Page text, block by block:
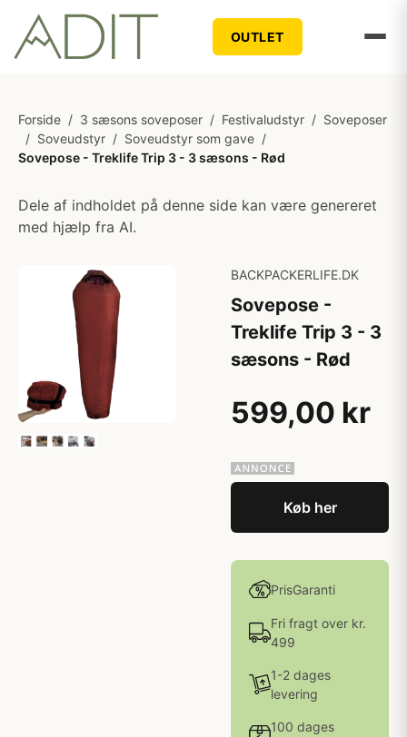
OUTLET
Forside / 3 sæsons soveposer / Festivaludstyr / Soveposer
/ Soveudstyr / Soveudstyr som gave /
Sovepose - Treklife Trip 3 - 3 sæsons - Rød
Dele af indholdet på denne side kan være genereret
med hjælp fra AI.
BACKPACKERLIFE.DK
Sovepose -
Treklife Trip 3 - 3
sæsons - Rød
599,00 kr
Køb her
PrisGaranti
Fri fragt over kr.
499
1-2 dages
levering
100 dages